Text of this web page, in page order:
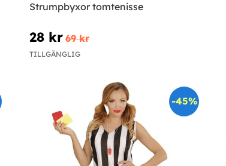
Strumpbyxor tomtenisse
28 kr 69 kr
TILLGÄNGLIG
-45%